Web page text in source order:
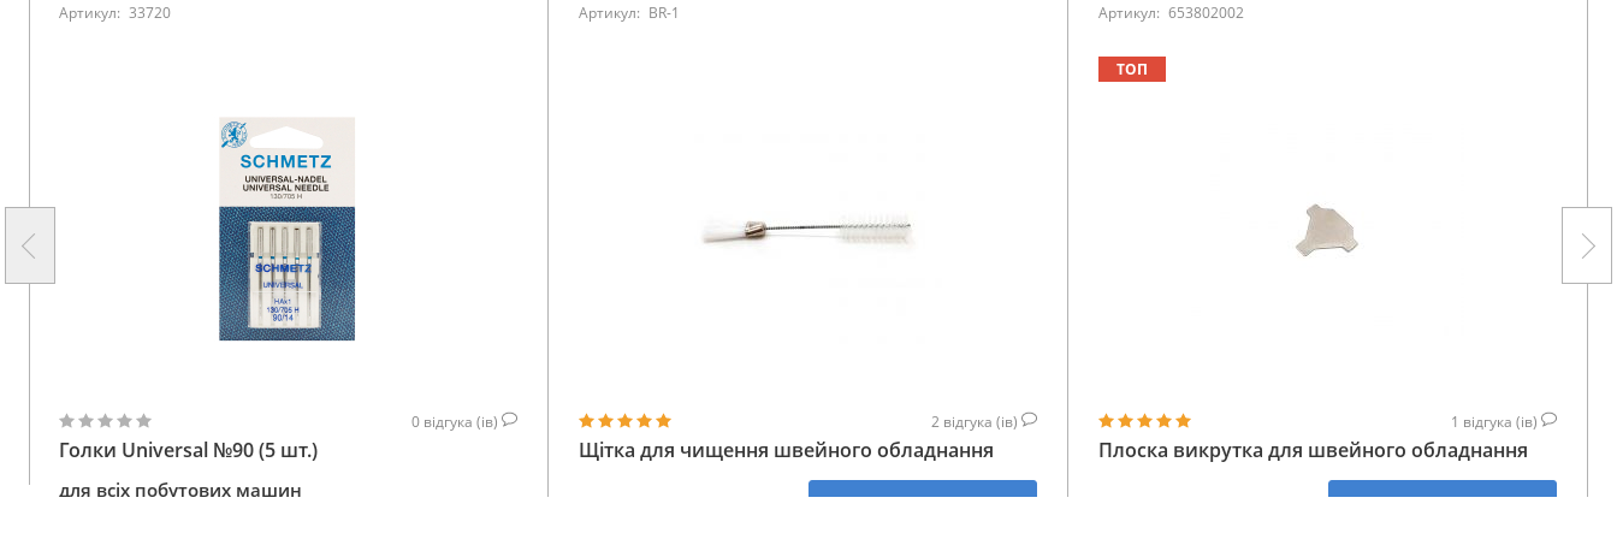
Артикул: 33720
0 відгука (ів)
Голки Universal №90 (5 шт.)
для всіх побутових машин
Артикул: BR-1
2 відгука (ів)
Щітка для чищення швейного обладнання
Артикул: 653802002
ТОП
1 відгука (ів)
Плоска викрутка для швейного обладнання